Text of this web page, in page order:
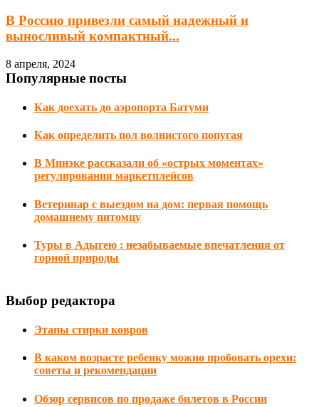
В Россию привезли самый надежный и
выносливый компактный...
8 апреля, 2024
Популярные посты
Как доехать до аэропорта Батуми
Как определить пол волнистого попугая
В Минэке рассказали об «острых моментах»
регулирования маркетплейсов
Ветеринар с выездом на дом: первая помощь
домашнему питомцу
Туры в Адыгею : незабываемые впечатления от
горной природы
Выбор редактора
Этапы стирки ковров
В каком возрасте ребенку можно пробовать орехи:
советы и рекомендации
Обзор сервисов по продаже билетов в России